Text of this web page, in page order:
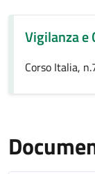
Vigilanza e
Corso Italia,